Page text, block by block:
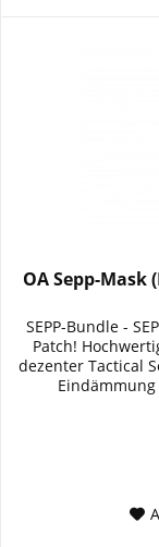
OA Sepp-Mask
SEPP-Bundle -
Patch!
dezenter Tactical
unkomplizierte
besteht aus